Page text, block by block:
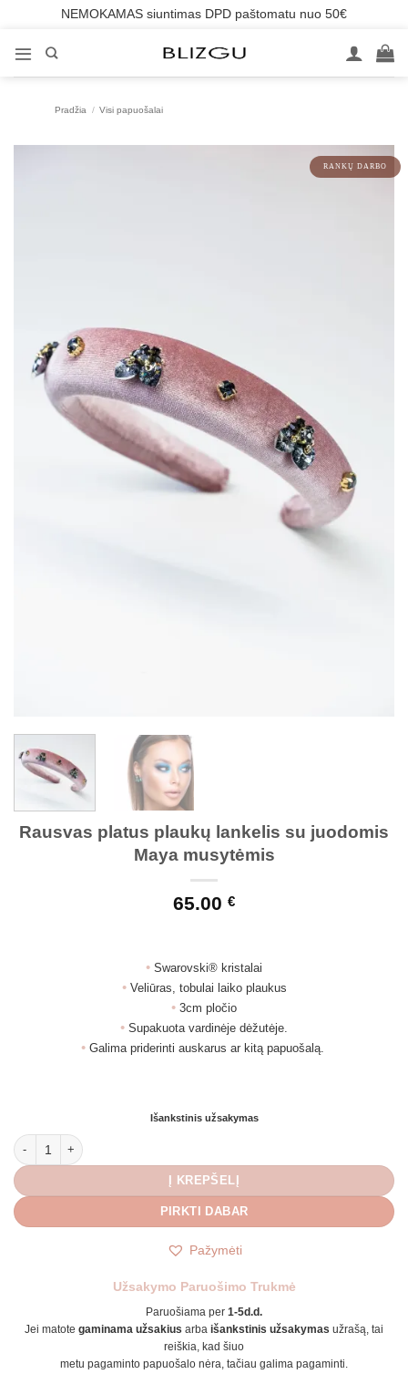
NEMOKAMAS siuntimas DPD paštomatu nuo 50€
content
Pradžia / Visi papuošalai
RANKŲ DARBO
Rausvas platus plaukų lankelis su juodomis
Maya musytėmis
65.00 €
• Swarovski® kristalai
• Veliūras, tobulai laiko plaukus
• 3cm pločio
• Supakuota vardinėje dėžutėje.
• Galima priderinti auskarus ar kitą papuošalą.
Išankstinis užsakymas
produkto kiekis: Rausvas platus plaukų lankelis su juodomis Maya
Į KREPŠELĮ
PIRKTI DABAR
Pažymėti
Užsakymo Paruošimo Trukmė
Paruošiama per 1-5d.d.
Jei matote gaminama užsakius arba išankstinis užsakymas užrašą, tai
reiškia, kad šiuo
metu pagaminto papuošalo nėra, tačiau galima pagaminti.